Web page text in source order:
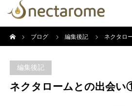
ブログ
編集後記 ネクタロ
編集後記
ネクタロームとの出会